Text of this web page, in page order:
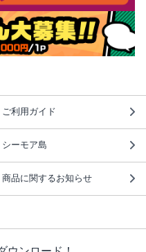
ご利用ガイド
シーモア島
商品に関するお知らせ